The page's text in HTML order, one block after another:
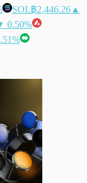
SOL฿2,446.26 ▲
0.50%